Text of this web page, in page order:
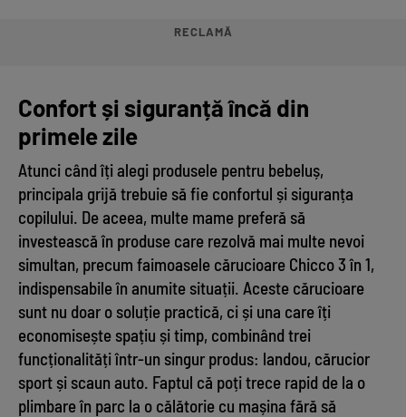
RECLAMĂ
Confort și siguranță încă din
primele zile
Atunci când îți alegi produsele pentru bebeluș,
principala grijă trebuie să fie confortul și siguranța
copilului. De aceea, multe mame preferă să
investească în produse care rezolvă mai multe nevoi
simultan, precum faimoasele cărucioare Chicco 3 în 1,
indispensabile în anumite situații. Aceste cărucioare
sunt nu doar o soluție practică, ci și una care îți
economisește spațiu și timp, combinând trei
funcționalități într-un singur produs: landou, cărucior
sport și scaun auto. Faptul că poți trece rapid de la o
plimbare în parc la o călătorie cu mașina fără să